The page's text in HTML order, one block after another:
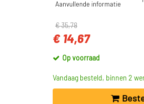
Aanvullende informatie
€ 35,78
€ 14,67
Op voorraad
Vandaag besteld, binnen 2